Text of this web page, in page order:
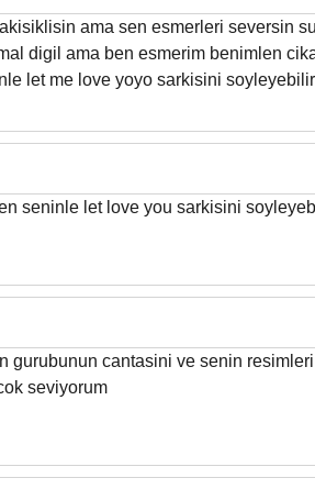
ama sen esmerleri seversin
digil ama ben esmerim benimlen
let me love yoyo sarkisini
seninle let love you sarkisini
gurubunun cantasini ve senin
seviyorum